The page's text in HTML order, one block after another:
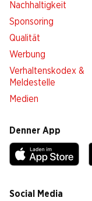
Nachhaltigkeit
Sponsoring
Qualität
Werbung
Verhaltenskodex &
Meldestelle
Medien
Denner App
Social Media